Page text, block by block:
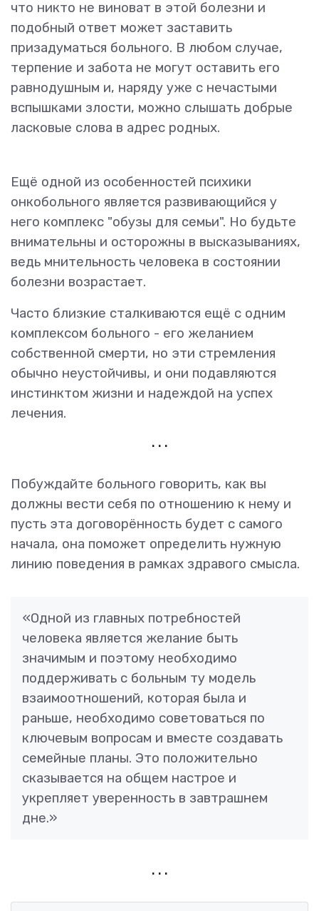
что никто не виноват в этой болезни и
подобный ответ может заставить
призадуматься больного. В любом случае,
терпение и забота не могут оставить его
равнодушным и, наряду уже с нечастыми
вспышками злости, можно слышать добрые
ласковые слова в адрес родных.
Ещё одной из особенностей психики
онкобольного является развивающийся у
него комплекс "обузы для семьи". Но будьте
внимательны и осторожны в высказываниях,
ведь мнительность человека в состоянии
болезни возрастает.
Часто близкие сталкиваются ещё с одним
комплексом больного - его желанием
собственной смерти, но эти стремления
обычно неустойчивы, и они подавляются
инстинктом жизни и надеждой на успех
лечения.
. . .
Побуждайте больного говорить, как вы
должны вести себя по отношению к нему и
пусть эта договорённость будет с самого
начала, она поможет определить нужную
линию поведения в рамках здравого смысла.
Одной из главных потребностей
человека является желание быть
значимым и поэтому необходимо
поддерживать с больным ту модель
взаимоотношений, которая была и
раньше, необходимо советоваться по
ключевым вопросам и вместе создавать
семейные планы. Это положительно
сказывается на общем настрое и
укрепляет уверенность в завтрашнем
дне.
. . .